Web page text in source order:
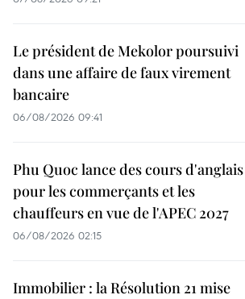
Le président de Mekolor poursuivi
dans une affaire de faux virement
bancaire
06/08/2026 09:41
Phu Quoc lance des cours d'anglais
pour les commerçants et les
chauffeurs en vue de l'APEC 2027
06/08/2026 02:15
Immobilier : la Résolution 21 mise